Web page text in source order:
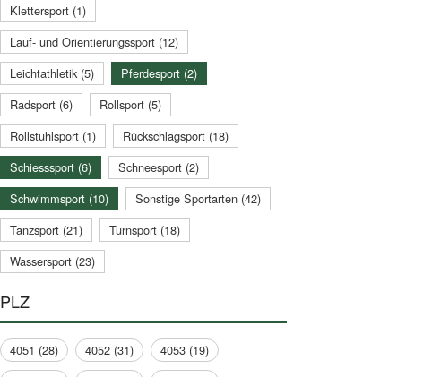
Klettersport (1)
Lauf- und Orientierungssport (12)
Leichtathletik (5)
Pferdesport (2)
Radsport (6)
Rollsport (5)
Rollstuhlsport (1)
Rückschlagsport (18)
Schiesssport (6)
Schneesport (2)
Schwimmsport (10)
Sonstige Sportarten (42)
Tanzsport (21)
Turnsport (18)
Wassersport (23)
PLZ
4051 (28) 4052 (31)
4053 (19)